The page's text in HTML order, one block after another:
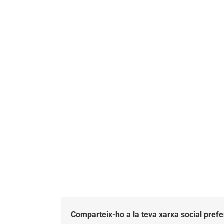
Comparteix-ho a la teva xarxa social